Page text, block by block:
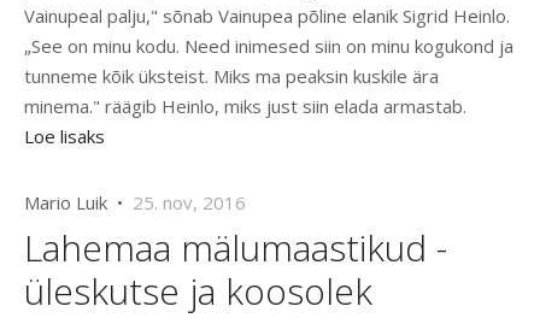
Vainupeal palju," sõnab Vainupea põline elanik Sigrid Heinlo.
„See on minu kodu. Need inimesed siin on minu kogukond ja
tunneme kõik üksteist. Miks ma peaksin kuskile ära
minema." räägib Heinlo, miks just siin elada armastab.
Loe lisaks
Mario Luik • 25. nov, 2016
Lahemaa mälumaastikud -
üleskutse ja koosolek